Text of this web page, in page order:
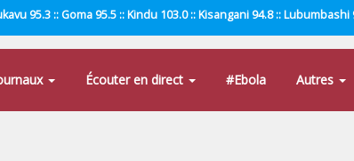
95.3 :: Goma 95.5 :: Kindu 103.0 :: Kisangani 94.8 ::
Écouter en direct #Ebola Autres